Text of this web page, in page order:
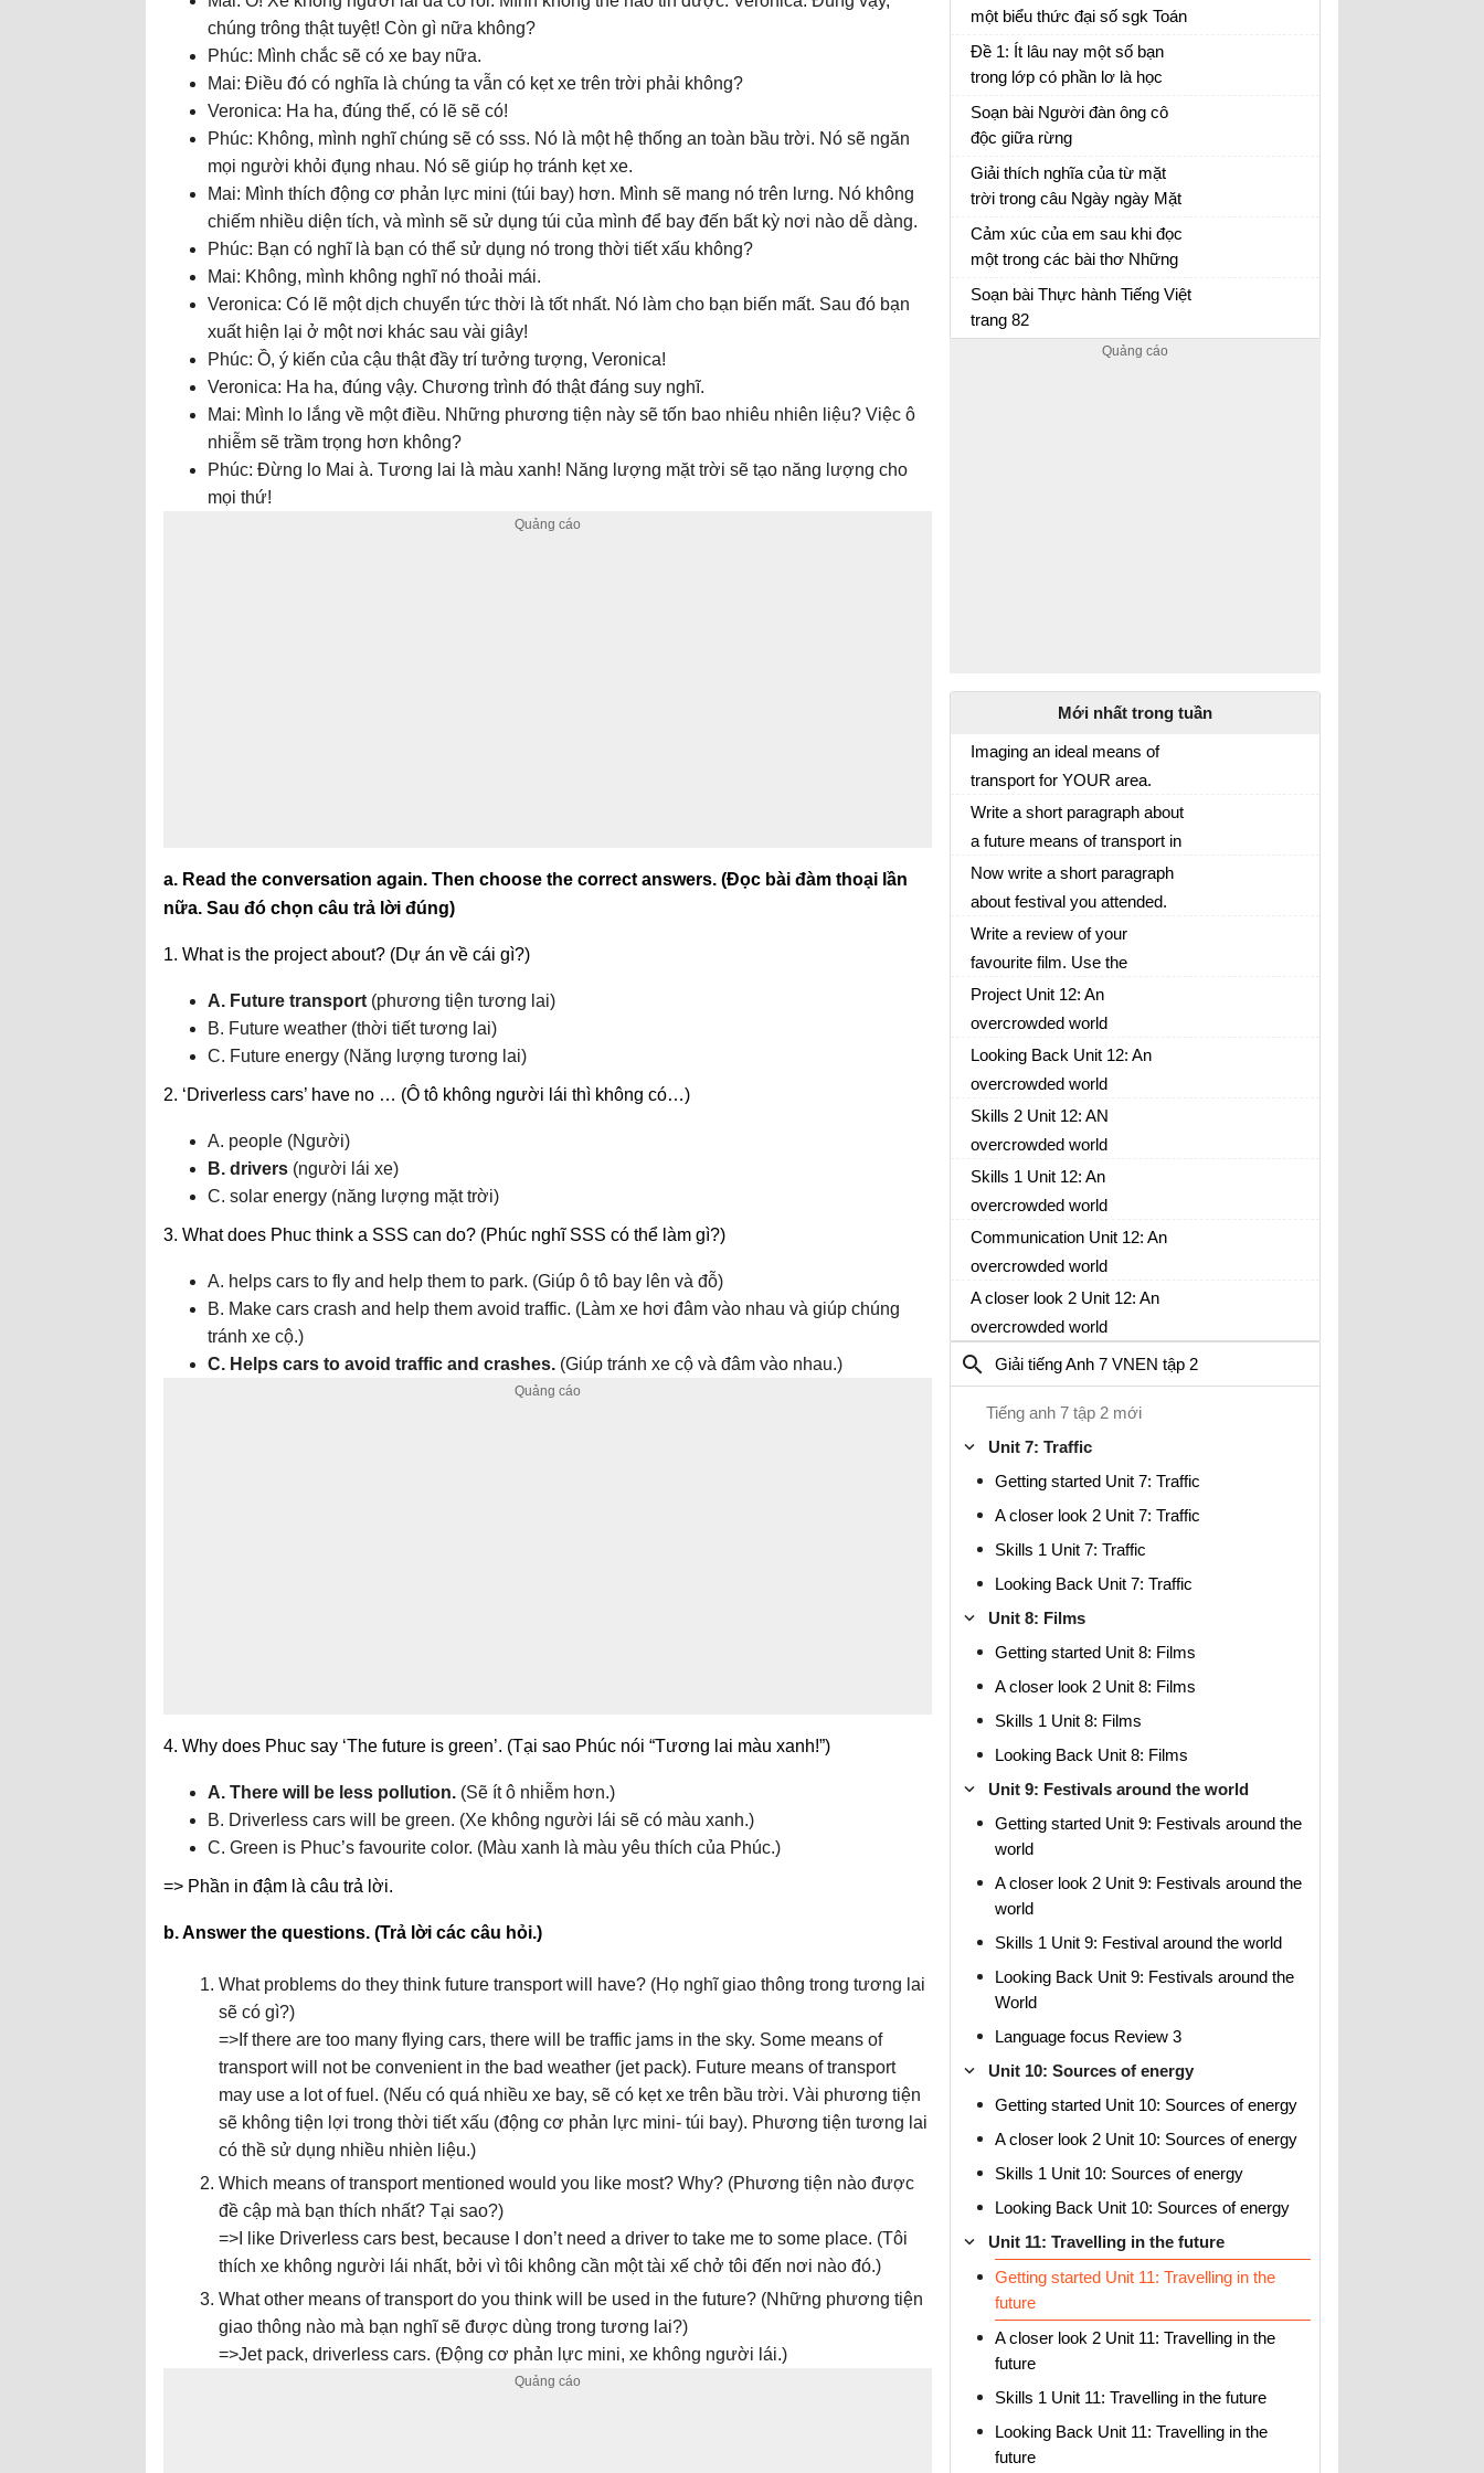
chúng trông thật tuyệt! Còn gì nữa không?
Phúc: Mình chắc sẽ có xe bay nữa.
Mai: Điều đó có nghĩa là chúng ta vẫn có kẹt xe trên trời phải không?
Veronica: Ha ha, đúng thế, có lẽ sẽ có!
Phúc: Không, mình nghĩ chúng sẽ có sss. Nó là một hệ thống an toàn bầu trời. Nó sẽ ngăn
mọi người khỏi đụng nhau. Nó sẽ giúp họ tránh kẹt xe.
Mai: Mình thích động cơ phản lực mini (túi bay) hơn. Mình sẽ mang nó trên lưng. Nó không
chiếm nhiều diện tích, và mình sẽ sử dụng túi của mình để bay đến bất kỳ nơi nào dễ dàng.
Phúc: Bạn có nghĩ là bạn có thể sử dụng nó trong thời tiết xấu không?
Mai: Không, mình không nghĩ nó thoải mái.
Veronica: Có lẽ một dịch chuyển tức thời là tốt nhất. Nó làm cho bạn biến mất. Sau đó bạn
xuất hiện lại ở một nơi khác sau vài giây!
Phúc: Ồ, ý kiến của cậu thật đầy trí tưởng tượng, Veronica!
Veronica: Ha ha, đúng vậy. Chương trình đó thật đáng suy nghĩ.
Mai: Mình lo lắng về một điều. Những phương tiện này sẽ tốn bao nhiêu nhiên liệu? Việc ô
nhiễm sẽ trầm trọng hơn không?
Phúc: Đừng lo Mai à. Tương lai là màu xanh! Năng lượng mặt trời sẽ tạo năng lượng cho
mọi thứ!
a. Read the conversation again. Then choose the correct answers. (Đọc bài đàm thoại lần
nữa. Sau đó chọn câu trả lời đúng)
1. What is the project about? (Dự án về cái gì?)
A. Future transport (phương tiện tương lai)
B. Future weather (thời tiết tương lai)
C. Future energy (Năng lượng tương lai)
2. ‘Driverless cars’ have no … (Ô tô không người lái thì không có…)
A. people (Người)
B. drivers (người lái xe)
C. solar energy (năng lượng mặt trời)
3. What does Phuc think a SSS can do? (Phúc nghĩ SSS có thể làm gì?)
A. helps cars to fly and help them to park. (Giúp ô tô bay lên và đỗ)
B. Make cars crash and help them avoid traffic. (Làm xe hơi đâm vào nhau và giúp chúng
tránh xe cộ.)
C. Helps cars to avoid traffic and crashes. (Giúp tránh xe cộ và đâm vào nhau.)
4. Why does Phuc say ‘The future is green’. (Tại sao Phúc nói “Tương lai màu xanh!”)
A. There will be less pollution. (Sẽ ít ô nhiễm hơn.)
B. Driverless cars will be green. (Xe không người lái sẽ có màu xanh.)
C. Green is Phuc’s favourite color. (Màu xanh là màu yêu thích của Phúc.)
=> Phần in đậm là câu trả lời.
b. Answer the questions. (Trả lời các câu hỏi.)
What problems do they think future transport will have? (Họ nghĩ giao thông trong tương lai
sẽ có gì?)
=>If there are too many flying cars, there will be traffic jams in the sky. Some means of
transport will not be convenient in the bad weather (jet pack). Future means of transport
may use a lot of fuel. (Nếu có quá nhiều xe bay, sẽ có kẹt xe trên bầu trời. Vài phương tiện
sẽ không tiện lợi trong thời tiết xấu (động cơ phản lực mini- túi bay). Phương tiện tương lai
có thề sử dụng nhiều nhièn liệu.)
Which means of transport mentioned would you like most? Why? (Phương tiện nào được
đề cập mà bạn thích nhất? Tại sao?)
=>I like Driverless cars best, because I don’t need a driver to take me to some place. (Tôi
thích xe không người lái nhất, bởi vì tôi không cần một tài xế chở tôi đến nơi nào đó.)
What other means of transport do you think will be used in the future? (Những phương tiện
giao thông nào mà bạn nghĩ sẽ được dùng trong tương lai?)
=>Jet pack, driverless cars. (Động cơ phản lực mini, xe không người lái.)
một biểu thức đại số sgk Toán
7 tập 2 trang 29
Đề 1: Ít lâu nay một số bạn
trong lớp có phần lơ là học
tập.
Bài văn mẫu lớp 7 số 5 đề 1
Soạn bài Người đàn ông cô
độc giữa rừng
Soạn bài SGK Ngữ Văn 7 tập 1 Cánh diều
Giải thích nghĩa của từ mặt
trời trong câu Ngày ngày Mặt
Trời đi qua trên lăng / Thấy
một Mặt Trời trong lăng rất đỏ
Nghĩa của từ mặt trời trong câu Ngày ngày Mặt
Trời...
Cảm xúc của em sau khi đọc
một trong các bài thơ Những
cánh buồm, Mây và sóng, Mẹ
và quả
Cảm xúc sau khi đọc một trong các bài thơ
Những cánh buồm, Mây và sóng, Mẹ và quả lớp
7
Soạn bài Thực hành Tiếng Việt
trang 82
Thực hành Tiếng Việt trang 62 Cánh Diều 7 tập
Mới nhất trong tuần
Imaging an ideal means of
transport for YOUR area.
Write a short description of it.
Write a short paragraph about
a future means of transport in
this unit, include both facts and
opinions about the vehicle.
Swap your writing with your
friend. Find which sentences
are facts, and which ones are
Now write a short paragraph
about festival you attended.
Use the notes below.
Write a review of your
favourite film. Use the
information in 3., and the film
review on Nick’s blog as a
model. You may follow the
writing plan below.
Project Unit 12: An
overcrowded world
Looking Back Unit 12: An
overcrowded world
Skills 2 Unit 12: AN
overcrowded world
Skills 1 Unit 12: An
overcrowded world
Communication Unit 12: An
overcrowded world
A closer look 2 Unit 12: An
overcrowded world
Giải tiếng Anh 7 VNEN tập 2
Tiếng anh 7 tập 2 mới
Unit 7: Traffic
Getting started Unit 7: Traffic
A closer look 2 Unit 7: Traffic
Skills 1 Unit 7: Traffic
Looking Back Unit 7: Traffic
Unit 8: Films
Getting started Unit 8: Films
A closer look 2 Unit 8: Films
Skills 1 Unit 8: Films
Looking Back Unit 8: Films
Unit 9: Festivals around the world
Getting started Unit 9: Festivals around the
world
A closer look 2 Unit 9: Festivals around the
world
Skills 1 Unit 9: Festival around the world
Looking Back Unit 9: Festivals around the
World
Language focus Review 3
Unit 10: Sources of energy
Getting started Unit 10: Sources of energy
A closer look 2 Unit 10: Sources of energy
Skills 1 Unit 10: Sources of energy
Looking Back Unit 10: Sources of energy
Unit 11: Travelling in the future
Getting started Unit 11: Travelling in the
future
A closer look 2 Unit 11: Travelling in the
future
Skills 1 Unit 11: Travelling in the future
Looking Back Unit 11: Travelling in the
future